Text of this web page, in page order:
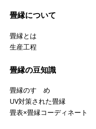
畳縁について
畳縁とは
生産工程
畳縁の豆知識
畳縁のすゝめ
UV対策された畳縁
畳表×畳縁コーディネート